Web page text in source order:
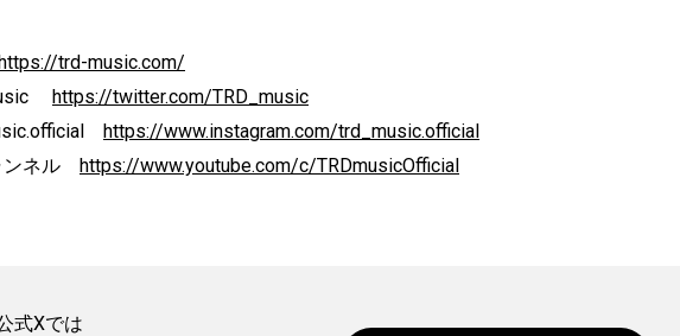
trd-music.com/
https://twitter.com/TRD_music
https://www.instagram.com/trd_music.official
ンネル https://www.youtube.com/c/TRDmusicOfficial
式Xでは